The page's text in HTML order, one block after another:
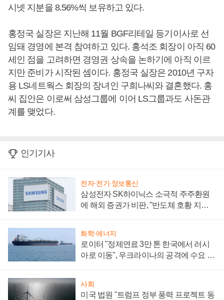
시넷 지분을 8.56%씩 보유하고 있다.
홍정국 실장은 지난해 11월 BGF리테일 등기이사로 선
임돼 경영에 본격 참여하고 있다. 홍석조 회장이 아직 60
세인 점을 고려하면 경영권 상속을 논하기에 아직 이르
지만 준비가 시작된 셈이다. 홍정국 실장은 2010년 구자
용 LS네트웍스 회장의 장녀인 구희나씨와 결혼했다. 홍
씨 집안은 이로써 삼성그룹에 이어 LS그룹과도 사돈관
계를 맺었다.
인기기사
전자·전기·정보통신
삼성전자 SK하이닉스 소극적 주주환원
에 해외 증권가 비판, "반도체 호황 지속
화학·에너지
로이터 "정제연료 3만 톤 한국에서 러시
아로 이동", 우크라이나의 공격에 수요 늘
사회
미국 법원 "트럼프 정부 풍력 프로젝트 동